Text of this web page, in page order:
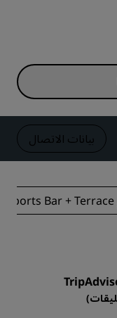
بيانات الاتصال